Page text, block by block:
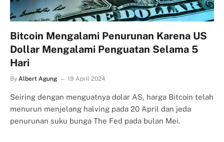
Bitcoin Mengalami Penurunan Karena US
Dollar Mengalami Penguatan Selama 5
Hari
By Albert Agung 19 April 2024
Seiring dengan menguatnya dolar AS, harga Bitcoin telah
menurun menjelang halving pada 20 April dan jeda
penurunan suku bunga The Fed pada bulan Mei.